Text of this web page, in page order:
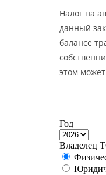
Налог на
данный
балансе
этом